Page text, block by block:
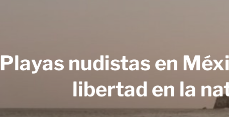
Playas nudistas en
libertad en la